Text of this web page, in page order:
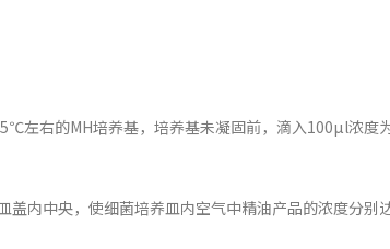
左右的MH培养基，培养基未凝固前，滴入100µl浓度
盖内中央，使细菌培养皿内空气中精油产品的浓度分别